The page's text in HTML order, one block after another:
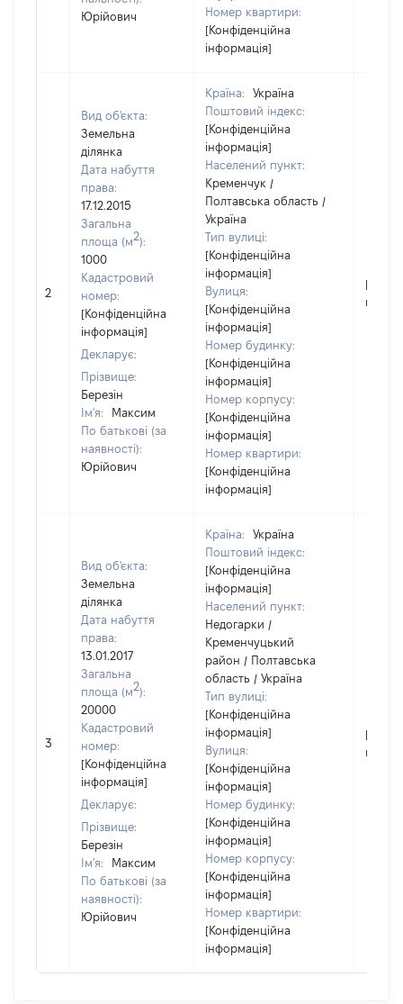
Юрійович
Номер квартири:
[Конфіденційна
інформація]
2
Вид об'єкта:
Земельна
ділянка
Дата набуття
права:
17.12.2015
Загальна
площа (м2):
1000
Кадастровий
номер:
[Конфіденційна
інформація]
Декларує:
Прізвище:
Березін
Ім'я:
Максим
По батькові (за
наявності):
Юрійович
Країна:
Україна
Поштовий індекс:
[Конфіденційна
інформація]
Населений пункт:
Кременчук /
Полтавська область /
Україна
Тип вулиці:
[Конфіденційна
інформація]
Вулиця:
[Конфіденційна
інформація]
Номер будинку:
[Конфіденційна
інформація]
Номер корпусу:
[Конфіденційна
інформація]
Номер квартири:
[Конфіденційна
інформація]
[Не
3
Вид об'єкта:
Земельна
ділянка
Дата набуття
права:
13.01.2017
Загальна
площа (м2):
20000
Кадастровий
номер:
[Конфіденційна
інформація]
Декларує:
Прізвище:
Березін
Ім'я:
Максим
По батькові (за
наявності):
Юрійович
Країна:
Україна
Поштовий індекс:
[Конфіденційна
інформація]
Населений пункт:
Недогарки /
Кременчуцький
район / Полтавська
область / Україна
Тип вулиці:
[Конфіденційна
інформація]
Вулиця:
[Конфіденційна
інформація]
Номер будинку:
[Конфіденційна
інформація]
Номер корпусу:
[Конфіденційна
інформація]
Номер квартири:
[Конфіденційна
інформація]
[Не